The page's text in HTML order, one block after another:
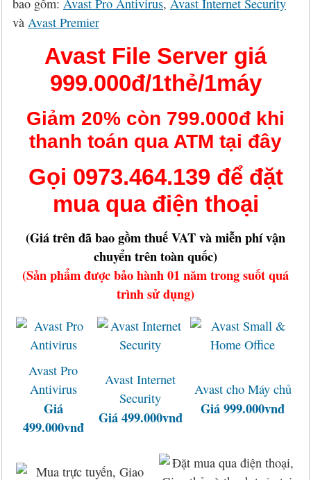
bao gồm: Avast Pro Antivirus, Avast Internet Security
và Avast Premier
Avast File Server giá
999.000đ/1thẻ/1máy
Giảm 20% còn 799.000đ khi
thanh toán qua ATM tại đây
Gọi 0973.464.139 để đặt
mua qua điện thoại
(Giá trên đã bao gồm thuế VAT và miễn phí vận
chuyển trên toàn quốc)
(Sản phẩm được bảo hành 01 năm trong suốt quá
trình sử dụng)
Avast Pro
Antivirus
Giá
499.000vnđ
Avast Internet
Security
Giá 499.000vnđ
Avast cho Máy chủ
Giá 999.000vnđ